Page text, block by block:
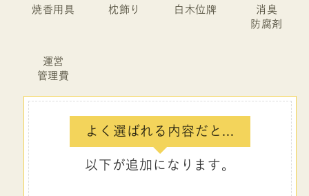
焼香用具 枕飾り 白木位牌
消臭
防腐剤
運営
管理費
よく選ばれる内容だと...
以下が追加になります。